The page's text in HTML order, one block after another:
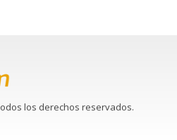
los derechos reservados.